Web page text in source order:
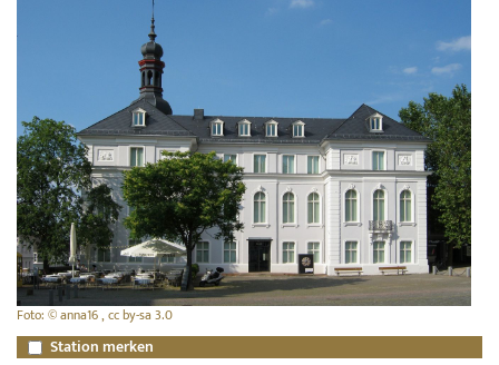
Foto: © anna16 , cc by-sa 3.0
Station merken